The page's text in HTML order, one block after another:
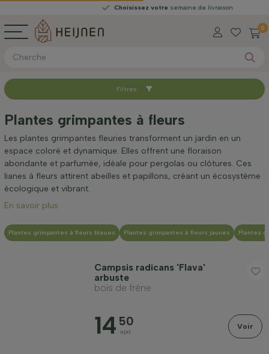
Choisissez votresemaine de livraison
0
Trier par
Disponible
Hauteur à la livraison (cm)
Taille adulte (cm)
Filtres
Plantes grimpantes à fleurs
Les plantes grimpantes fleuries transforment un jardin en un
espace coloré et dynamique. Elles offrent une floraison
abondante et parfumée, idéale pour pergolas ou clôtures. Ces
lianes à fleurs attirent abeilles et papillons, créant un écosystème
écologique et vibrant.
En savoir plus
Plantes grimpantes à fleurs bleues Plantes grimpantes à fleurs jaunes Plantes
Campsis radicans 'Flava'
arbuste
bois de frêne
14 50
apd
Voir